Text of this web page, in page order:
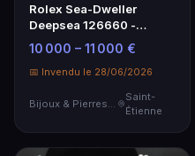
Rolex Sea-Dweller
Deepsea 126660 -
Montre Bracelet Acier
Homme
10 000 – 11 000 €
📅 Invendu le 28/06/2026
Saint-
Étienne